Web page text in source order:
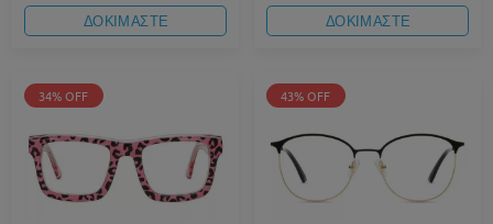
ΔΟΚΙΜΑΣΤΕ ΔΟΚΙΜΑΣΤΕ
34% OFF 43% OFF